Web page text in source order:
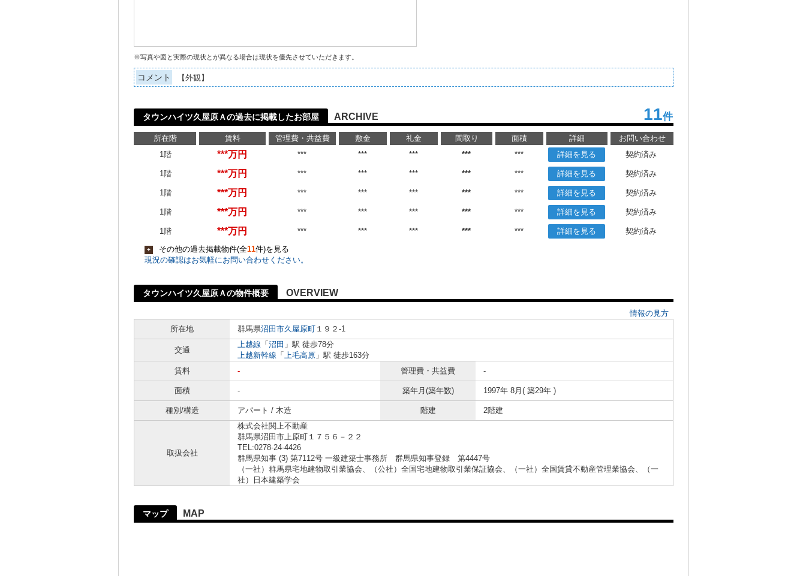
※写真や図と実際の現状とが異なる場合は現状を優先させていただきます。
コメント 【外観】
タウンハイツ久屋原Ａの過去に掲載したお部屋 ARCHIVE 11件
所在階 賃料 管理費・共益費 敷金 礼金 間取り 面積 詳細
お問い合わせ
1階
***万円 *** *** *** *** *** 詳細を見る 契約済み
1階 ***万円 *** *** *** *** *** 詳細を見る 契約済み
1階 ***万円 *** *** *** *** *** 詳細を見る 契約済み
1階 ***万円 *** *** *** *** *** 詳細を見る 契約済み
1階 ***万円 *** *** *** *** *** 詳細を見る 契約済み
+ その他の過去掲載物件(全11件)を見る
現況の確認はお気軽にお問い合わせください。
タウンハイツ久屋原Ａの物件概要 OVERVIEW
情報の見方
所在地
群馬県沼田市久屋原町 １９２-1
交通
上越線 「 沼田 」駅 徒歩78分
上越新幹線 「 上毛高原 」駅 徒歩163分
賃料
- 管理費・共益費 -
面積 - 築年月(築年数) 1997年 8月( 築29年 )
種別/構造 アパート / 木造 階建 2階建
取扱会社
株式会社関上不動産
群馬県沼田市上原町１７５６－２２
TEL:0278-24-4426
群馬県知事 (3) 第7112号 一級建築士事務所 群馬県知事登録 第4447号
（一社）群馬県宅地建物取引業協会、（公社）全国宅地建物取引業保証協会、（一社）全国賃貸不動産管理業協会、（一
社）日本建築学会
マップ MAP